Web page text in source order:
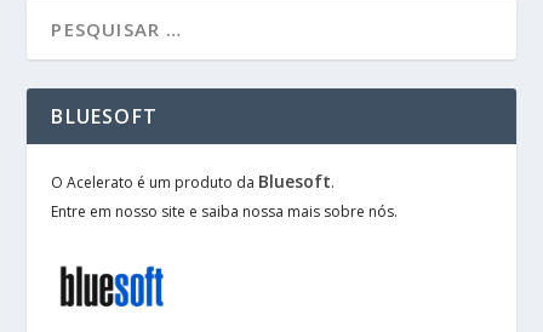
BLUESOFT
O Acelerato é um produto da Bluesoft.
Entre em nosso site e saiba nossa mais sobre nós.